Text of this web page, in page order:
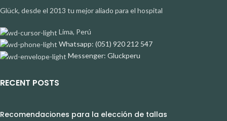
Glück, desde el 2013 tu mejor aliado para el hospital
Lima, Perú
Whatsapp: (051) 920 212 547
Messenger: Gluckperu
RECENT POSTS
Recomendaciones para la elección de tallas